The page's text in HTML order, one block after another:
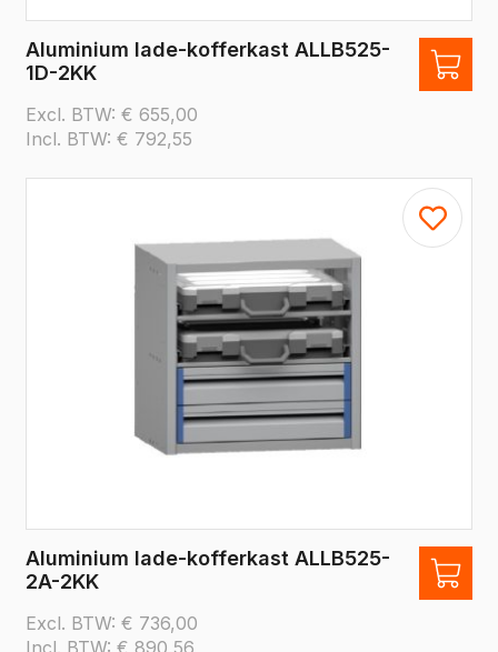
Aluminium lade-kofferkast ALLB525-
1D-2KK
Excl. BTW: € 655,00
Incl. BTW: € 792,55
Aluminium lade-kofferkast ALLB525-
2A-2KK
Excl. BTW: € 736,00